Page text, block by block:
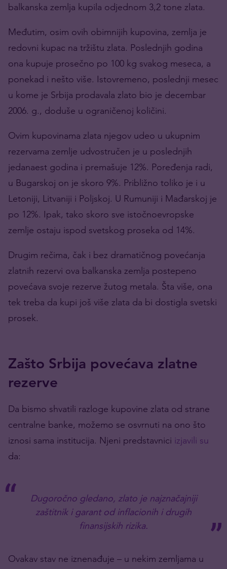
balkanska zemlja kupila odjednom 3,2 tone zlata.
Međutim, osim ovih obimnijih kupovina, zemlja je
redovni kupac na tržištu zlata. Poslednjih godina
ona kupuje prosečno po 100 kg svakog meseca, a
ponekad i nešto više. Istovremeno, poslednji mesec
u kome je Srbija prodavala zlato bio je decembar
2006. g., doduše u ograničenoj količini.
Ovim kupovinama zlata njegov udeo u ukupnim
rezervama zemlje udvostručen je u poslednjih
jedanaest godina i premašuje 12%. Poređenja radi,
u Bugarskoj on je skoro 9%. Približno toliko je i u
Letoniji, Litvaniji i Poljskoj. U Rumuniji i Mađarskoj je
po 12%. Ipak, tako skoro sve istočnoevropske
zemlje ostaju ispod svetskog proseka od 14%.
Drugim rečima, čak i bez dramatičnog povećanja
zlatnih rezervi ova balkanska zemlja postepeno
povećava svoje rezerve žutog metala. Šta više, ona
tek treba da kupi još više zlata da bi dostigla svetski
prosek.
Zašto Srbija povećava zlatne
rezerve
Da bismo shvatili razloge kupovine zlata od strane
centralne banke, možemo se osvrnuti na ono što
iznosi sama institucija. Njeni predstavnici izjavili su
da:
Dugoročno gledano, zlato je najznačajniji
zaštitnik i garant od inflacionih i drugih
finansijskih rizika.
Ovakav stav ne iznenađuje – u nekim zemljama u